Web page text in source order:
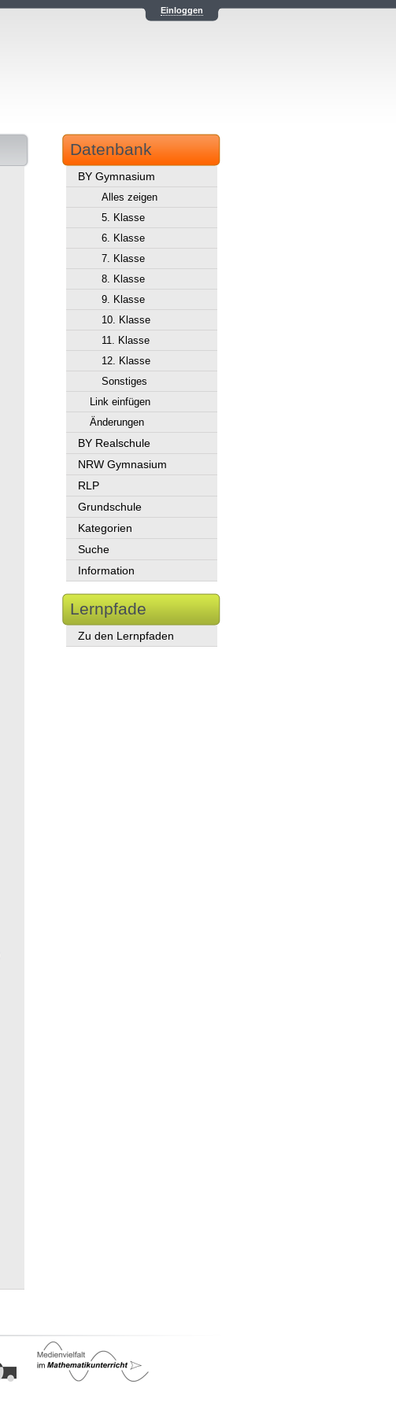
Einloggen
Datenbank
BY Gymnasium
Alles zeigen
5. Klasse
6. Klasse
7. Klasse
8. Klasse
9. Klasse
10. Klasse
11. Klasse
12. Klasse
Sonstiges
Link einfügen
Änderungen
BY Realschule
NRW Gymnasium
RLP
Grundschule
Kategorien
Suche
Information
Lernpfade
Zu den Lernpfaden